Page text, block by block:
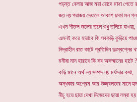
পড়ন্ত বেলায় আজ মরা রোদে মাথা পেতে
জয় নয় পরাজয় দেয়ালে আকাশ ঢাকা মন
এখন শীতল জলের তলে শুধু তলিয়ে যাওয়া,
এমনই করে হারাবে কি সবকড়ি কুড়িয়ে
নিদ্রাহীন রাত কাটে প্রতিদিন দুঃস্বপ্নের
মনীষা মান হারাবে কি সব অসম্মানের হাটে ?
কড়ি মানে অর্থ নয় সম্পদ নয় মর্যাদার কথা,
অন্ধকার অপ্রেম আর উজ্জ্বলতার মানে
নীচু হয়ে ছায়া দেখা নিজেদের ছায়া লম্বা